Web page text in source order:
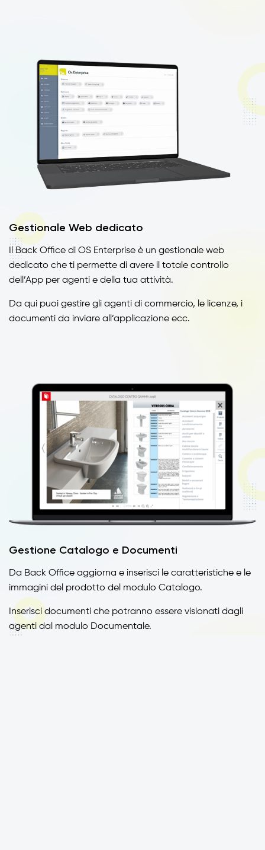
Gestionale Web dedicato
Il Back Office di OS Enterprise è un gestionale web
dedicato che ti permette di avere il totale controllo
dell’App per agenti e della tua attività.
Da qui puoi gestire gli agenti di commercio, le licenze, i
documenti da inviare all’applicazione ecc.
Gestione Catalogo e Documenti
Da Back Office aggiorna e inserisci le caratteristiche e le
immagini del prodotto del modulo Catalogo.
Inserisci documenti che potranno essere visionati dagli
agenti dal modulo Documentale.